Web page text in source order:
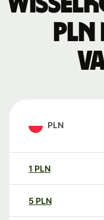
PLN
1 PLN
5 PLN